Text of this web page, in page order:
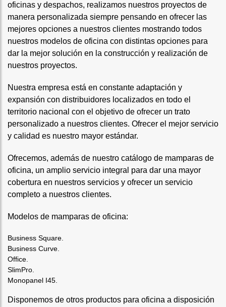
oficinas y despachos, realizamos nuestros proyectos de
manera personalizada siempre pensando en ofrecer las
mejores opciones a nuestros clientes mostrando todos
nuestros modelos de oficina con distintas opciones para
dar la mejor solución en la construcción y realización de
nuestros proyectos.
Nuestra empresa está en constante adaptación y
expansión con distribuidores localizados en todo el
territorio nacional con el objetivo de ofrecer un trato
personalizado a nuestros clientes. Ofrecer el mejor servicio
y calidad es nuestro mayor estándar.
Ofrecemos, además de nuestro catálogo de mamparas de
oficina, un amplio servicio integral para dar una mayor
cobertura en nuestros servicios y ofrecer un servicio
completo a nuestros clientes.
Modelos de mamparas de oficina:
Business Square.
Business Curve.
Office.
SlimPro.
Monopanel I45.
Disponemos de otros productos para oficina a disposición